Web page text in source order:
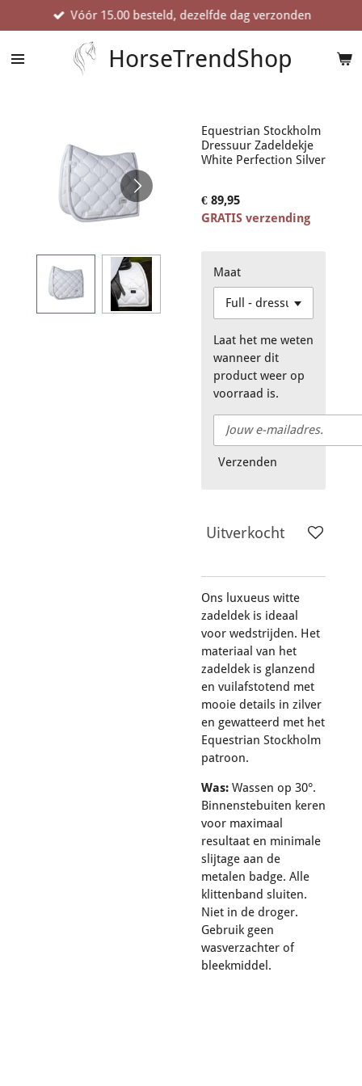
direct
naar
HorseTrendShop
Vóór 15.00 besteld, dezelfde dag verzonden
Equestrian Stockholm
Dressuur Zadeldekje
White Perfection Silver
€ 89,95
GRATIS verzending
Maat
Laat het me weten
wanneer dit
product weer op
voorraad is.
Verzenden
Uitverkocht
Ons luxueus witte
zadeldek is ideaal
voor wedstrijden. Het
materiaal van het
zadeldek is glanzend
en vuilafstotend met
mooie details in zilver
en gewatteerd met het
Equestrian Stockholm
patroon.
Was: Wassen op 30°.
Binnenstebuiten keren
voor maximaal
resultaat en minimale
slijtage aan de
metalen badge. Alle
klittenband sluiten.
Niet in de droger.
Gebruik geen
wasverzachter of
bleekmiddel.